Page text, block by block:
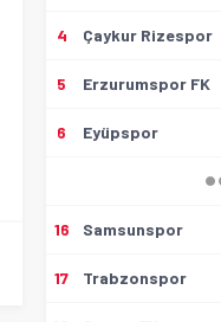
17 Mayıs
UEFA
4 Çaykur Rizespor
5 Erzurumspor FK
6 Eyüpspor
16 Samsunspor
17 Trabzonspor